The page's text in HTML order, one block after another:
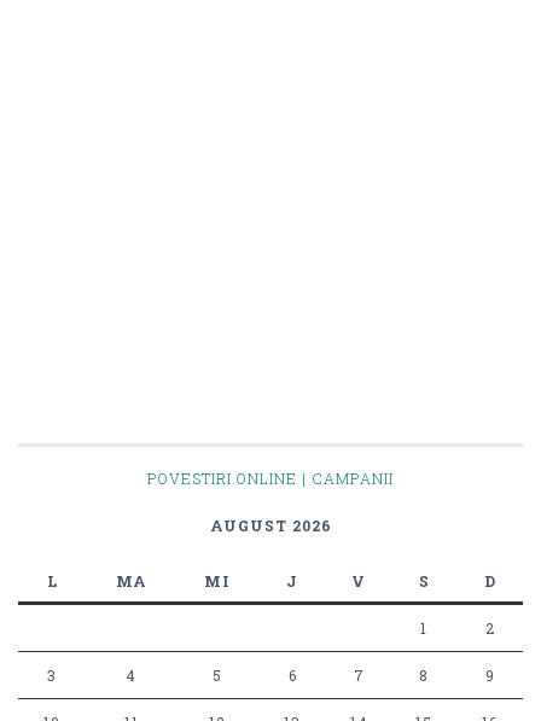
POVESTIRI ONLINE | CAMPANII
AUGUST 2026
L MA MI J V S D
1 2
3 4 5 6 7 8 9